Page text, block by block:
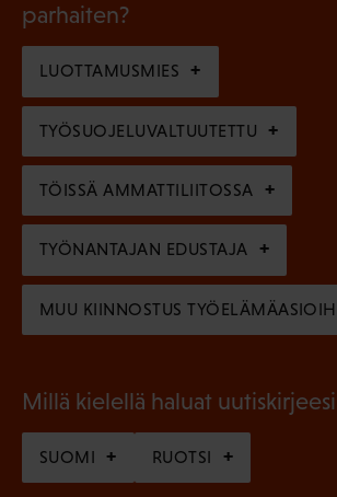
e
)
i
n
e
n
)
l
i
n
e
n
)
parhaiten?
LUOTTAMUSMIES
TYÖSUOJELUVALTUUTETTU
TÖISSÄ AMMATTILIITOSSA
TYÖNANTAJAN EDUSTAJA
MUU KIINNOSTUS
Millä kielellä haluat uutiskirjeesi
SUOMI RUOTSI